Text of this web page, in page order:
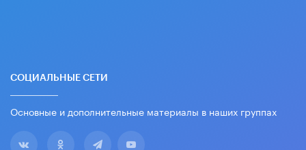
СОЦИАЛЬНЫЕ СЕТИ
Основные и дополнительные материалы в наших группах